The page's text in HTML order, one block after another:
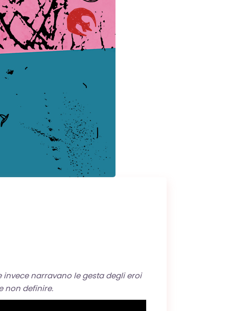
invece narravano le gesta degli eroi
non definire.